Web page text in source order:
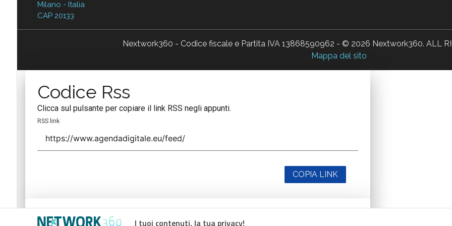
I tuoi contenuti, la tua privacy!
Milano - Italia
CAP 20133
Nextwork360 - Codice fiscale e Partita IVA 13868590962 - © 2026 Nextwork360. ALL
Mappa del sito
Codice Rss
Clicca sul pulsante per copiare il link RSS negli appunti.
RSS link
COPIA LINK
Codice Rss